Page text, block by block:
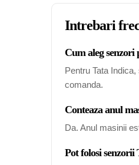
Intrebari
Cum aleg
Pentru Tata
comanda.
Conteaza anul
Da. Anul masinii
Pot folosi